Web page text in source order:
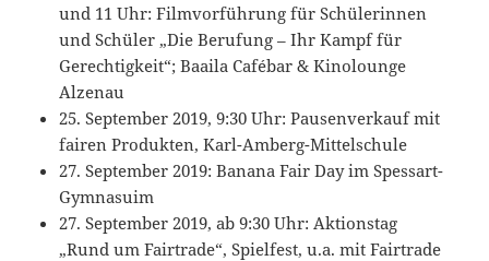
und 11 Uhr: Filmvorführung für Schülerinnen
und Schüler „Die Berufung – Ihr Kampf für
Gerechtigkeit“; Baaila Cafébar & Kinolounge
Alzenau
25. September 2019, 9:30 Uhr: Pausenverkauf mit
fairen Produkten, Karl-Amberg-Mittelschule
27. September 2019: Banana Fair Day im Spessart-
Gymnasuim
27. September 2019, ab 9:30 Uhr: Aktionstag
„Rund um Fairtrade“, Spielfest, u.a. mit Fairtrade